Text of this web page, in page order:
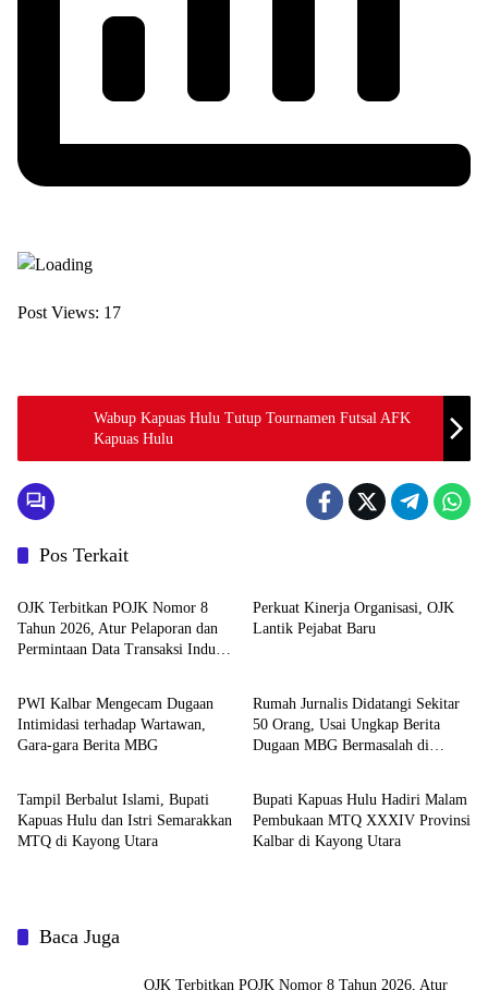
Post Views: 17
Wabup Kapuas Hulu Tutup Tournamen Futsal AFK
Kapuas Hulu
Pos Terkait
News
OJK Terbitkan POJK Nomor 8
Tahun 2026, Atur Pelaporan dan
Permintaan Data Transaksi Industri
Perkuat Kinerja Organisasi, OJK
Lantik Pejabat Baru
News
PWI Kalbar Mengecam Dugaan
Intimidasi terhadap Wartawan,
Gara-gara Berita MBG
Rumah Jurnalis Didatangi Sekitar
50 Orang, Usai Ungkap Berita
Dugaan MBG Bermasalah di
Pemerintahan dan Politik
Tampil Berbalut Islami, Bupati
Kapuas Hulu dan Istri Semarakkan
MTQ di Kayong Utara
Pemerintahan dan Politik
Bupati Kapuas Hulu Hadiri Malam
Pembukaan MTQ XXXIV Provinsi
Kalbar di Kayong Utara
Baca Juga
OJK Terbitkan POJK Nomor 8 Tahun 2026, Atur